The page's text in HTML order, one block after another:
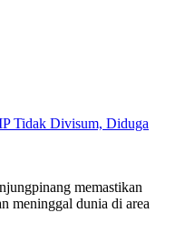
Tidak Divisum, Diduga
memastikan
meninggal dunia di area